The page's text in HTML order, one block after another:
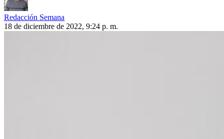
Redacción Semana
18 de diciembre de 2022, 9:24 p. m.